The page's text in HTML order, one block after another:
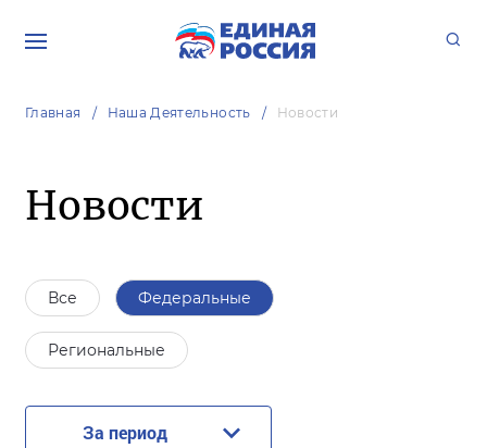
Главная Наша Деятельность Новости
Новости
Все Федеральные
Региональные
За период